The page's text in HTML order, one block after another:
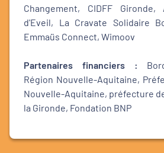
Changement, CIDFF Gironde,
d'Eveil, La Cravate Solidaire
Emmaüs Connect, Wimoov
Partenaires financiers :
Région Nouvelle-Aquitaine,
Nouvelle-Aquitaine, préfecture
la Gironde, Fondation BNP